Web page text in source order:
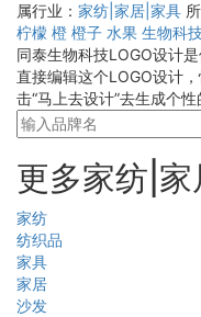
属行业： 家纺|家居|家具
柠檬 橙 橙子 水果 生物科
同泰生物科技LOGO设计
直接编辑这个LOGO设计
击“马上去设计”去生成个性
更多家纺|
家纺
纺织品
家具
家居
沙发